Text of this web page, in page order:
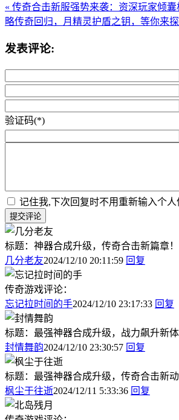
« 传奇合击新服强势来袭：资深玩家倾
略传奇回归，月精灵护盾之钥，等你来
发表评论:
验证码(*)
记住我,下次回复时不用重新输入个人
提交评论
标题：神器合成升级，传奇合击新篇章！
几分老友2024/12/10 20:11:59 回复
传奇游戏评论：
忘记拉时间的手2024/12/10 23:17:33 回复
标题：最强神器合成升级，战力飙升新体
封情舞韵2024/12/10 23:30:57 回复
标题：最强神器合成升级，传奇合击新动
枫尘于往逝2024/12/11 5:33:36 回复